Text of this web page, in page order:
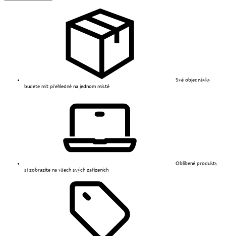
Své objednávky
budete mít přehledně na jednom místě
Oblíbené produkty
si zobrazíte na všech svých zařízeních